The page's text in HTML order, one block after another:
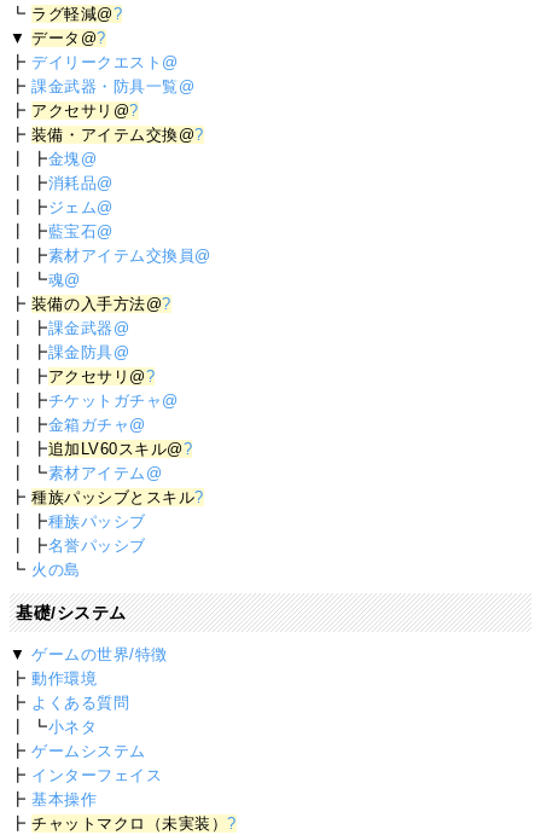
┗ ラグ軽減@?
▼データ@?
┣デイリークエスト@
┣課金武器・防具一覧@
┣ アクセサリ@?
┣装備・アイテム交換@?
┃ ┣金塊@
┃ ┣消耗品@
┃ ┣ジェム@
┃ ┣藍宝石@
┃ ┣素材アイテム交換員@
┃ ┗魂@
┣装備の入手方法@?
┃ ┣課金武器@
┃ ┣課金防具@
┃ ┣アクセサリ@?
┃ ┣チケットガチャ@
┃ ┣金箱ガチャ@
┃ ┣追加LV60スキル@?
┃ ┗素材アイテム@
┣種族パッシブとスキル?
┃ ┣種族パッシブ
┃ ┣名誉パッシブ
┗ 火の島
基礎/システム
▼ゲームの世界/特徴
┣動作環境
┣ よくある質問
┃ ┗小ネタ
┣ゲームシステム
┣ インターフェイス
┣基本操作
┣チャットマクロ（未実装）?